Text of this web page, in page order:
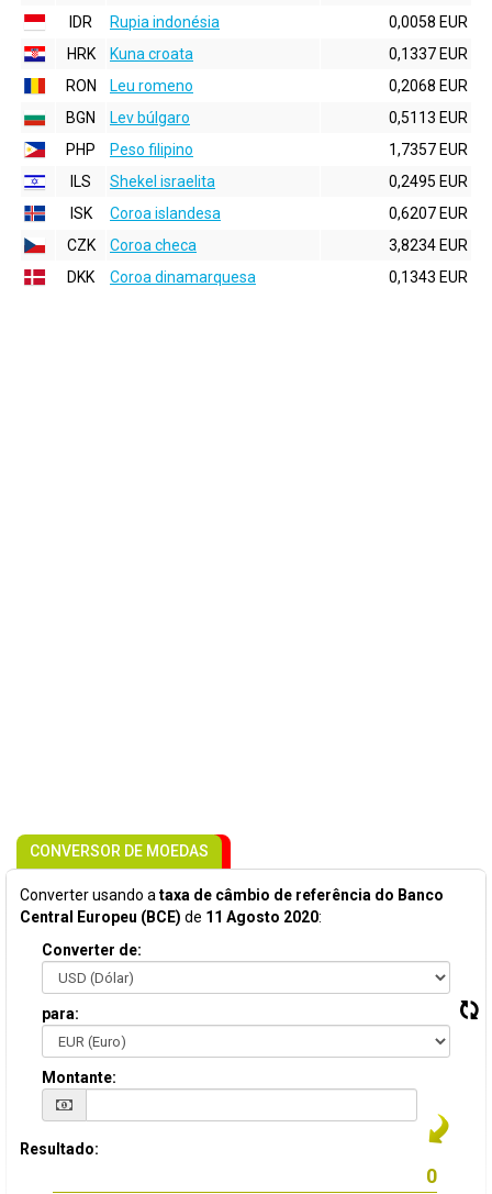
IDR
Rupia indonésia
0,0058 EUR
HRK
Kuna croata
0,1337 EUR
RON
Leu romeno
0,2068 EUR
BGN
Lev búlgaro
0,5113 EUR
PHP
Peso filipino
1,7357 EUR
ILS
Shekel israelita
0,2495 EUR
ISK
Coroa islandesa
0,6207 EUR
CZK
Coroa checa
3,8234 EUR
DKK
Coroa dinamarquesa 0,1343 EUR
CONVERSOR DE MOEDAS
Converter usando a taxa de câmbio de referência do Banco
Central Europeu (BCE) de 11 Agosto 2020:
Converter de:
para:
Montante:
Resultado: